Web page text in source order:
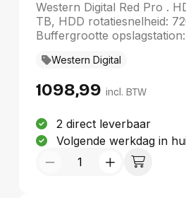
Western Digital Red Pro .
TB, HDD rotatiesnelheid:
Buffergrootte
Western Digital
1098,99 incl. BTW
2 direct leverbaar
Volgende werkdag in